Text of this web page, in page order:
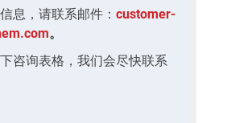
息，请联系邮件： customer-
。
咨询表格，我们会尽快联系